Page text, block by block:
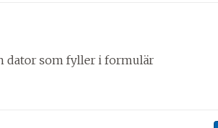
dator som fyller i formulär